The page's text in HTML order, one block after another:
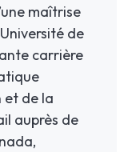
maîtrise
de
carrière
et de la
auprès de